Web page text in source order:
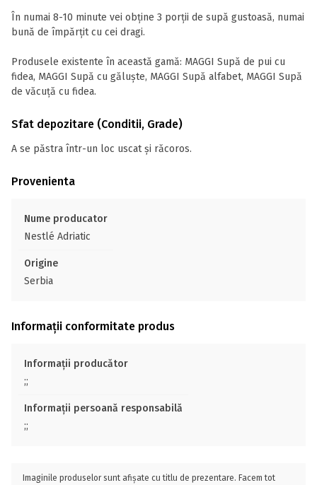
În numai 8-10 minute vei obține 3 porții de supă gustoasă, numai
bună de împărțit cu cei dragi.
Produsele existente în această gamă: MAGGI Supă de pui cu
fidea, MAGGI Supă cu găluște, MAGGI Supă alfabet, MAGGI Supă
de văcuță cu fidea.
Sfat depozitare (Conditii, Grade)
A se păstra într-un loc uscat și răcoros.
Provenienta
Nume producator
Nestlé Adriatic
Origine
Serbia
Informații conformitate produs
Informații producător
;;
Informații persoană responsabilă
;;
Imaginile produselor sunt afișate cu titlu de prezentare. Facem tot